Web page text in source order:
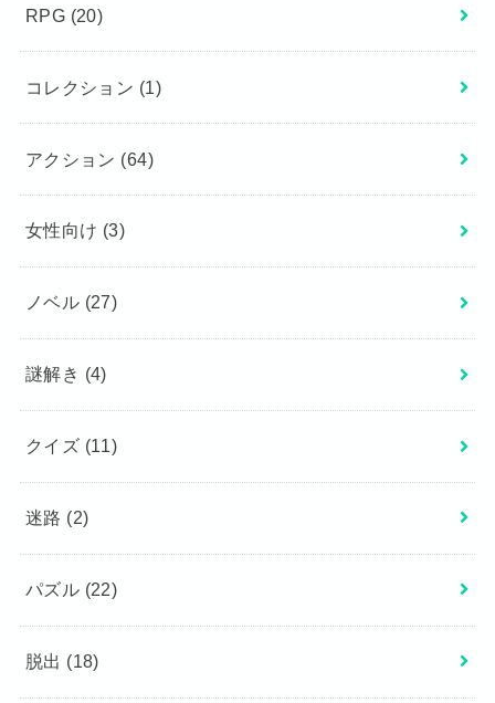
RPG (20)
コレクション (1)
アクション (64)
女性向け (3)
ノベル (27)
謎解き (4)
クイズ (11)
迷路 (2)
パズル (22)
脱出 (18)